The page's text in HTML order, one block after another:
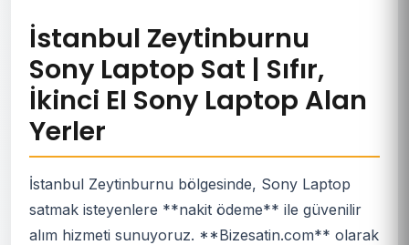
İstanbul Zeytinburnu
Sony Laptop Sat | Sıfır,
İkinci El Sony Laptop Alan
Yerler
İstanbul Zeytinburnu bölgesinde, Sony Laptop
satmak isteyenlere **nakit ödeme** ile güvenilir
alım hizmeti sunuyoruz. **Bizesatin.com** olarak